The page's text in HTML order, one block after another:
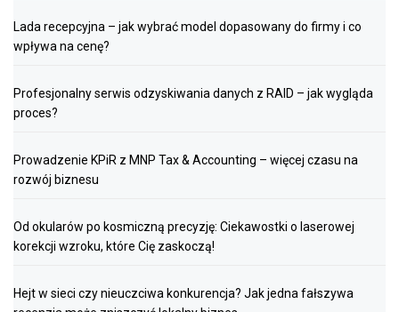
Lada recepcyjna – jak wybrać model dopasowany do firmy i co
wpływa na cenę?
Profesjonalny serwis odzyskiwania danych z RAID – jak wygląda
proces?
Prowadzenie KPiR z MNP Tax & Accounting – więcej czasu na
rozwój biznesu
Od okularów po kosmiczną precyzję: Ciekawostki o laserowej
korekcji wzroku, które Cię zaskoczą!
Hejt w sieci czy nieuczciwa konkurencja? Jak jedna fałszywa